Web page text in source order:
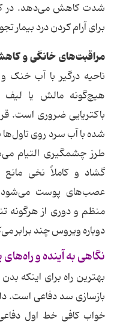
شدت کاهش می‌دهد. در
برای آرام کردن درد بیمار
مراقبت‌های خانگی و
ناحیه درگیر با آب خنک
هیچ‌گونه مالش یا لیف
باکتریایی ضروری است.
طرز چشمگیری التیام
گشاد و کاملاً نخی
عصب‌های پوست می‌شود.
منظم و دوری از هرگونه
دوباره ویروس چند برابر
نگاهی به آینده و
بهترین راه برای اینکه
بازسازی سد دفاعی است.
خواب کافی خط اول